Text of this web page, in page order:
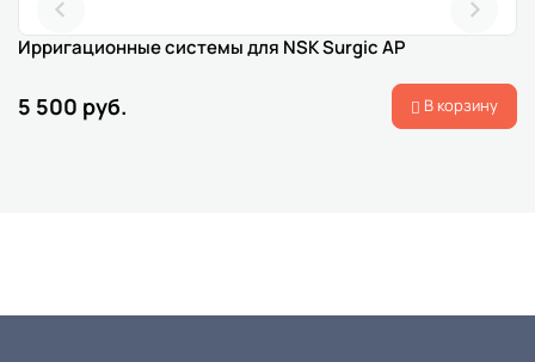
Ирригационные системы для NSK Surgic AP
5 500 руб. В корзину